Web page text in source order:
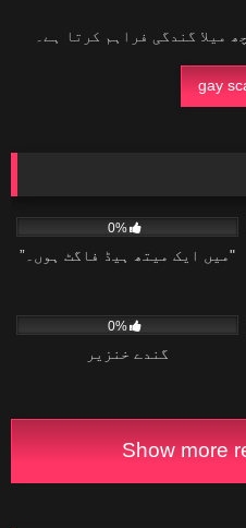
میلا گندگی فراہم کرتا ہے۔
gay
0%
"میں ایک میتھ ہیڈ فاگٹ ہوں۔”
0%
گندے خنزیر
Show more